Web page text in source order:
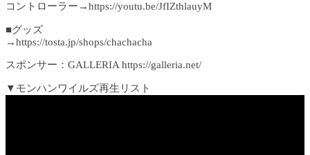
コントローラー→https://youtu.be/JfIZthlauyM
■グッズ
→https://tosta.jp/shops/chachacha
スポンサー：GALLERIA https://galleria.net/
▼モンハンワイルズ再生リスト